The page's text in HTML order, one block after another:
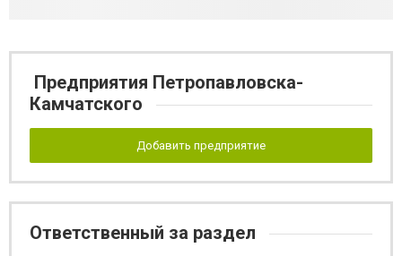
Предприятия Петропавловска-
Камчатского
Добавить предприятие
Ответственный за раздел